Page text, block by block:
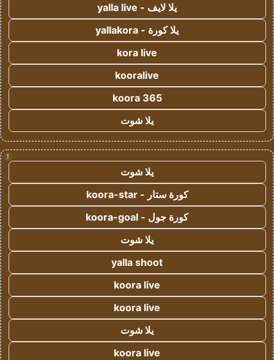
يلا لايف - yalla live
يلا كورة - yallakora
kora live
kooralive
koora 365
يلا شوت
!
يلا شوت
كورة ستار - koora-star
كورة جول - koora-goal
يلا شوت
yalla shoot
koora live
koora live
يلا شوت
koora live